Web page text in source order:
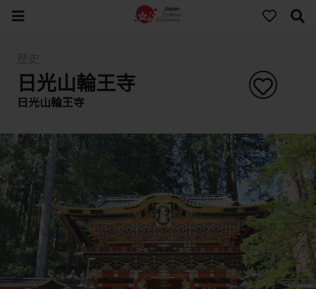
日光山輪王寺
日光山輪王寺